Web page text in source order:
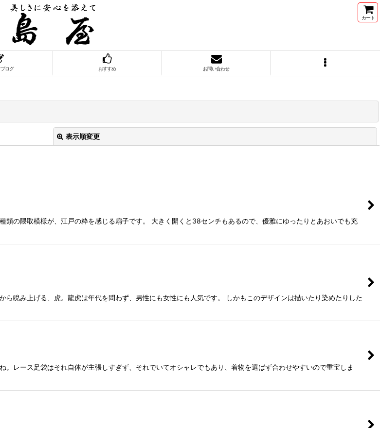
カート
ログ おすすめ お問い合わせ
表示順変更
絞り込む
類の隈取模様が、江戸の粋を感じる扇子です。 大きく開くと38センチもあるので、優雅にゆったりとあおいでも充
睨み上げる、虎。龍虎は年代を問わず、男性にも女性にも人気です。 しかもこのデザインは描いたり染めたりした
レース足袋はそれ自体が主張しすぎず、それでいてオシャレでもあり、着物を選ばず合わせやすいので重宝しま